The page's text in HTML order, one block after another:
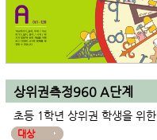
상위권측정960 A단계
초등 1학년 상위권 학생을 위
대상